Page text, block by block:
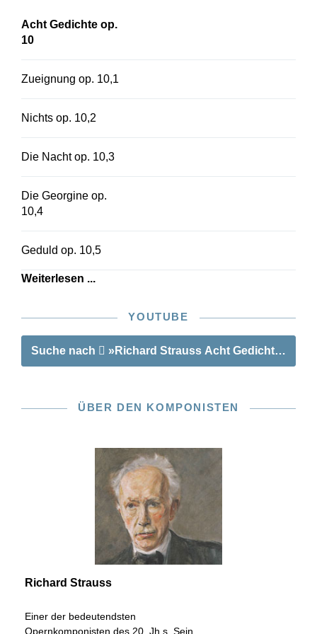
bewährten Transpositionen greift auch die
Henle-Urtextausgabe für mittlere Stimme zurück,
Acht Gedichte op.
10
Zueignung op. 10,1
Nichts op. 10,2
Die Nacht op. 10,3
Die Georgine op.
10,4
Geduld op. 10,5
Weiterlesen ...
YOUTUBE
Suche nach »Richard Strauss Acht Gedichte op.
ÜBER DEN KOMPONISTEN
Richard Strauss
Einer der bedeutendsten
Opernkomponisten des 20. Jh.s. Sein